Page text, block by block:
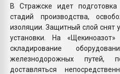
В Стражске идет
стадий производства,
изоляции. Защитный слой снят
установки. На
складирование
железнодорожных
доставляться